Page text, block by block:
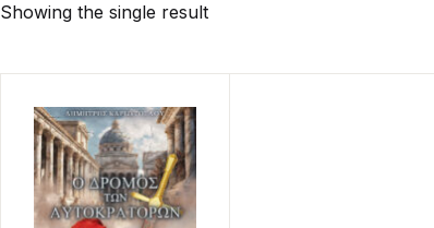
Showing the single result